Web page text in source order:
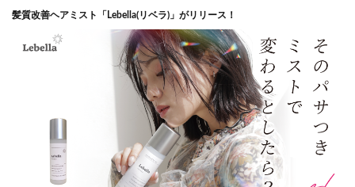
髪質改善ヘアミスト「Lebella(リベラ)」がリリース！